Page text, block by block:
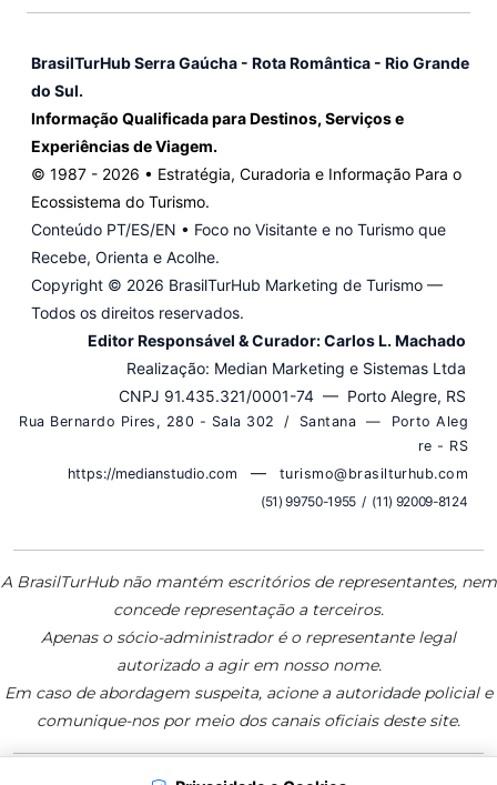
BrasilTurHub Serra Gaúcha - Rota Romântica - Rio Grande
do Sul.
Informação Qualificada para Destinos, Serviços e
Experiências de Viagem.
© 1987 - 2026 • Estratégia, Curadoria e Informação Para o
Ecossistema do Turismo.
Conteúdo PT/ES/EN • Foco no Visitante e no Turismo que
Recebe, Orienta e Acolhe.
Copyright © 2026 BrasilTurHub Marketing de Turismo —
Todos os direitos reservados.
Editor Responsável & Curador: Carlos L. Machado
Realização: Median Marketing e Sistemas Ltda
CNPJ 91.435.321/0001-74 — Porto Alegre, RS
R u a B e r n a r d o P i r e s , 2 8 0 - S a l a 3 0 2 / S a n t a n a — P o r t o A l e g
r e - R S
https://medianstudio.com
— t u r i s m o @ b r a s i l t u r h u b . c o m
( 5 1 ) 9 9 7 5 0 - 1 9 5 5 / ( 1 1 ) 9 2 0 0 9 - 8 1 2 4
A BrasilTurHub não mantém escritórios de representantes, nem
concede representação a terceiros.
Apenas o sócio-administrador é o representante legal
autorizado a agir em nosso nome.
Em caso de abordagem suspeita, acione a autoridade policial e
comunique-nos por meio dos canais oficiais deste site.